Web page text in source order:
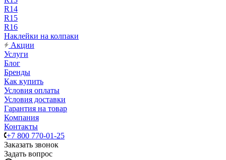
R14
R15
R16
Наклейки на колпаки
Акции
Услуги
Блог
Бренды
Как купить
Условия оплаты
Условия доставки
Гарантия на товар
Компания
Контакты
+7 800 770-01-25
Заказать звонок
Задать вопрос